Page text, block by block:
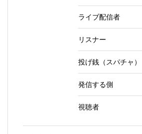
ライブ配信者
リスナー
投げ銭（スパチャ）
発信する側
視聴者
ｚｏｏｍ